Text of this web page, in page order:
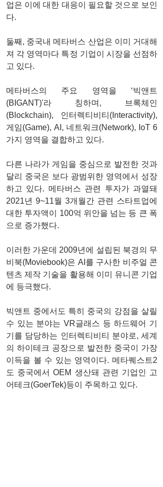
업은 이에 대한 대응이 필요할 것으로 보인
다.
둘째, 중국내 메타버스 산업은 이미 거대해
져 각 영역마다 특정 기업이 시장을 선점하
고 있다.
메타버스의 주요 영역을 ‘빅앤트
(BIGANT)'라 칭하며, 브록체인
(Blockchain), 인터렉티비티(Interactivity),
게임(Game), AI, 네트워크(Network), IoT 6
가지 영역을 결합하고 있다.
다른 나라가 게임을 중심으로 발전한 것과
달리 중국은 보다 광범위한 영역에서 성장
하고 있다. 메타버스 관련 투자가 과열돼
2021년 9~11월 3개월간 관련 스타트업에
대한 투자액이 100억 위안을 넘는 등 큰 폭
으로 증가했다.
이러한 가운데 2009년에 설립된 북경의 무
비북(Moviebook)은 AI를 구사한 비주얼 콘
텐츠 제작 기술을 활용해 이미 유니콘 기업
에 등극했다.
빅앤트 중에서도 특히 중국의 강점을 살릴
수 있는 분야는 VR글래스 등 하드웨어 기
기를 담당하는 인터렉티비티 분야로, 세계
의 하이테크 공장으로 발전한 중국이 가장
이득을 볼 수 있는 영역이다. 메타퀘스트2
도 중국에서 OEM 생산돼 관련 기업인 고
어테크(GoerTek)등이 주목하고 있다.